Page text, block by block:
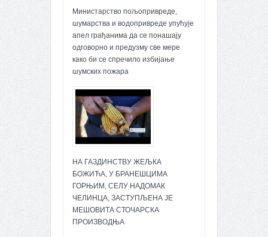
Министарство пољопривреде,
шумарства и водопривреде упућује
апел грађанима да се понашају
одговорно и предузму све мере
како би се спречило избијање
шумских пожара
НА ГАЗДИНСТВУ ЖЕЉКА
БОЖИЋА, У БРАНЕШЦИМА
ГОРЊИМ, СЕЛУ НАДОМАК
ЧЕЛИНЦА, ЗАСТУПЉЕНА ЈЕ
МЕШОВИТА СТОЧАРСКА
ПРОИЗВОДЊА